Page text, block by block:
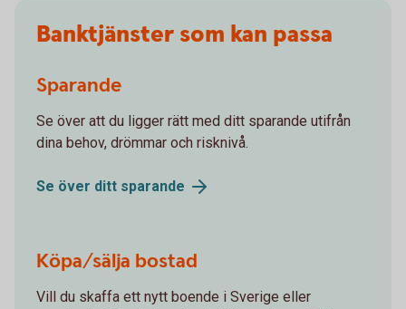
Banktjänster som kan passa
Sparande
Se över att du ligger rätt med ditt sparande utifrån
dina behov, drömmar och risknivå.
Se över ditt sparande
Köpa/sälja bostad
Vill du skaffa ett nytt boende i Sverige eller